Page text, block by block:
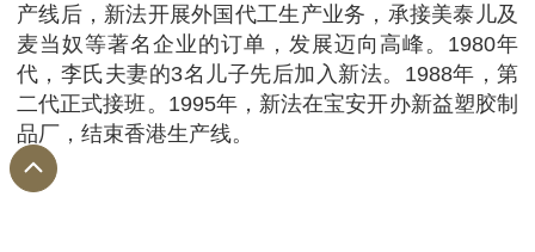
产线后，新法开展外国代工生产业务，承接美泰儿及
麦当奴等著名企业的订单，发展迈向高峰。1980年
代，李氏夫妻的3名儿子先后加入新法。1988年，第
二代正式接班。1995年，新法在宝安开办新益塑胶制
品厂，结束香港生产线。